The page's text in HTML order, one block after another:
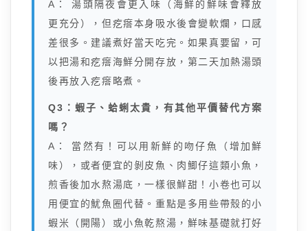
A： 湯頭隔夜會更入味（海鮮的鮮味會釋放
更充分），但疙瘩本身吸水後會變軟爛，口感
差很多。建議煮好當天吃完。如果真要留，可
以把湯和疙瘩海鮮分開存放，第二天加熱湯頭
後再放入疙瘩略煮。
Q3：蝦子、蛤蜊太貴，有其他平價替代方案
嗎？
A： 當然有！可以用新鮮的吻仔魚（增加鮮
味），或者便宜的剝皮魚、肉鯽仔這類小魚，
煎香後加水熬湯底，一樣很鮮甜！小卷也可以
用便宜的魷魚圈代替。重點是多用些帶殼的小
蝦米（開陽）或小魚乾熬湯，鮮味基礎就打好